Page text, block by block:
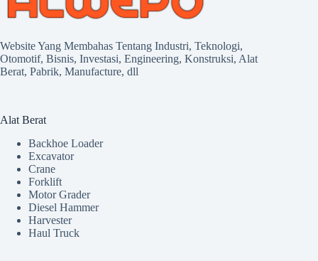
Website Yang Membahas Tentang Industri, Teknologi,
Otomotif, Bisnis, Investasi, Engineering, Konstruksi, Alat
Berat, Pabrik, Manufacture, dll
Alat Berat
Backhoe Loader
Excavator
Crane
Forklift
Motor Grader
Diesel Hammer
Harvester
Haul Truck